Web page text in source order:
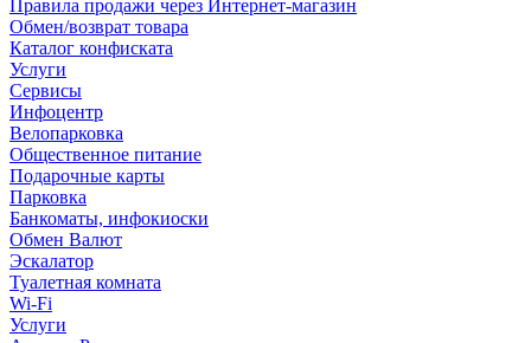
Правила продажи через Интернет-магазин
Обмен/возврат товара
Каталог конфиската
Услуги
Сервисы
Инфоцентр
Велопарковка
Общественное питание
Подарочные карты
Парковка
Банкоматы, инфокиоски
Обмен Валют
Эскалатор
Туалетная комната
Wi-Fi
Услуги